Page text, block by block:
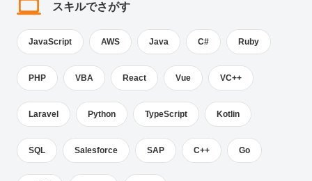
スキルでさがす
JavaScript AWS Java C# Ruby
PHP VBA React Vue VC++
Laravel Python TypeScript Kotlin
SQL Salesforce SAP C++ Go